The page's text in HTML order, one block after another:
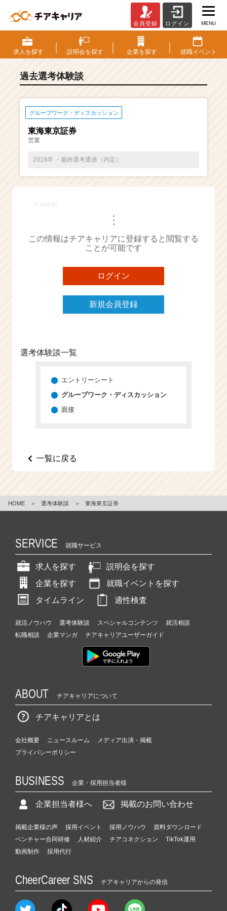
S・
選
考
験
覧
チ
ー・
成
ら
ス
ト
が
届
く
チ
ア
C
a
r）
会員登録 ログイン MENU
求人を探す 説明会を探す 企業を探す 就職イベント
過去選考体験談
グループワーク・ディスカッション
東海東京証券
営業
2019卒 ・最終選考通過（内定）
・・・
この情報はチアキャリアに登録すると閲覧する
ことが可能です
ログイン
新規会員登録
選考体験談一覧
エントリーシート
グループワーク・ディスカッション
面接
一覧に戻る
HOME ＞ 選考体験談 ＞ 東海東京証券
SERVICE 就職サービス
求人を探す
説明会を探す
企業を探す
就職イベントを探す
タイムライン
適性検査
就活ノウハウ 選考体験談 スペシャルコンテンツ
就活相談
転職相談
企業マンガ チアキャリアユーザーガイド
ABOUT チアキャリアについて
チアキャリアとは
会社概要 ニュースルーム
メディア出演・掲載
プライバシーポリシー
BUSINESS 企業・採用担当者様
企業担当者様へ 掲載のお問い合わせ
掲載企業様の声 採用イベント 採用ノウハウ
資料ダウンロード
ベンチャー合同研修
人材紹介 チアコネクション
TikTok運用
動画制作
採用代行
CheerCareer SNS チアキャリアからの発信